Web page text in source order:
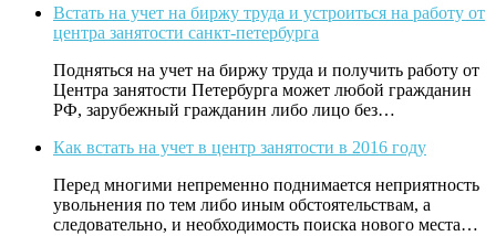
Встать на учет на биржу труда и устроиться на работу от
центра занятости санкт-петербурга
Подняться на учет на биржу труда и получить работу от
Центра занятости Петербурга может любой гражданин
РФ, зарубежный гражданин либо лицо без…
Как встать на учет в центр занятости в 2016 году
Перед многими непременно поднимается неприятность
увольнения по тем либо иным обстоятельствам, а
следовательно, и необходимость поиска нового места…